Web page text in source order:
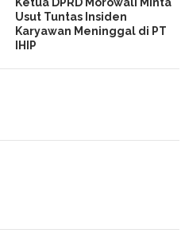
Usut Tuntas Insiden
Karyawan Meninggal di PT
IHIP